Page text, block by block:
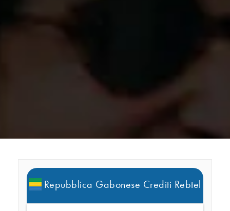
Repubblica Gabonese Crediti Rebtel